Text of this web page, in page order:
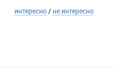
интересно / не интересно